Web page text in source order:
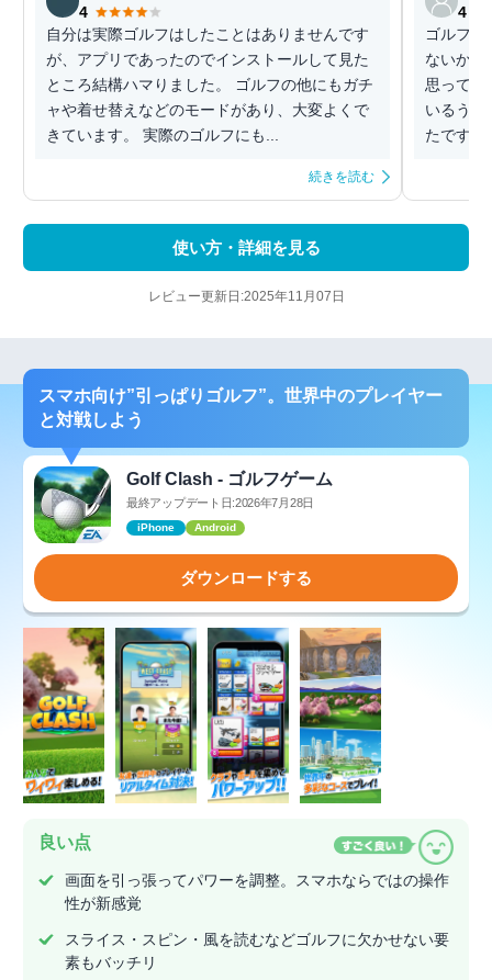
4
自分は実際ゴルフはしたことはありませんです
が、アプリであったのでインストールして見た
ところ結構ハマりました。 ゴルフの他にもガチ
ャや着せ替えなどのモードがあり、大変よくで
きています。 実際のゴルフにも...
続きを読む
4
ゴルフ
ないから
思って始
いるうち
たです。
使い方・詳細を見る
レビュー更新日:2025年11月07日
スマホ向け”引っぱりゴルフ”。世界中のプレイヤー
と対戦しよう
Golf Clash - ゴルフゲーム
最終アップデート日:2026年7月28日
iPhone Android
ダウンロードする
良い点
画面を引っ張ってパワーを調整。スマホならではの操作
性が新感覚
スライス・スピン・風を読むなどゴルフに欠かせない要
素もバッチリ